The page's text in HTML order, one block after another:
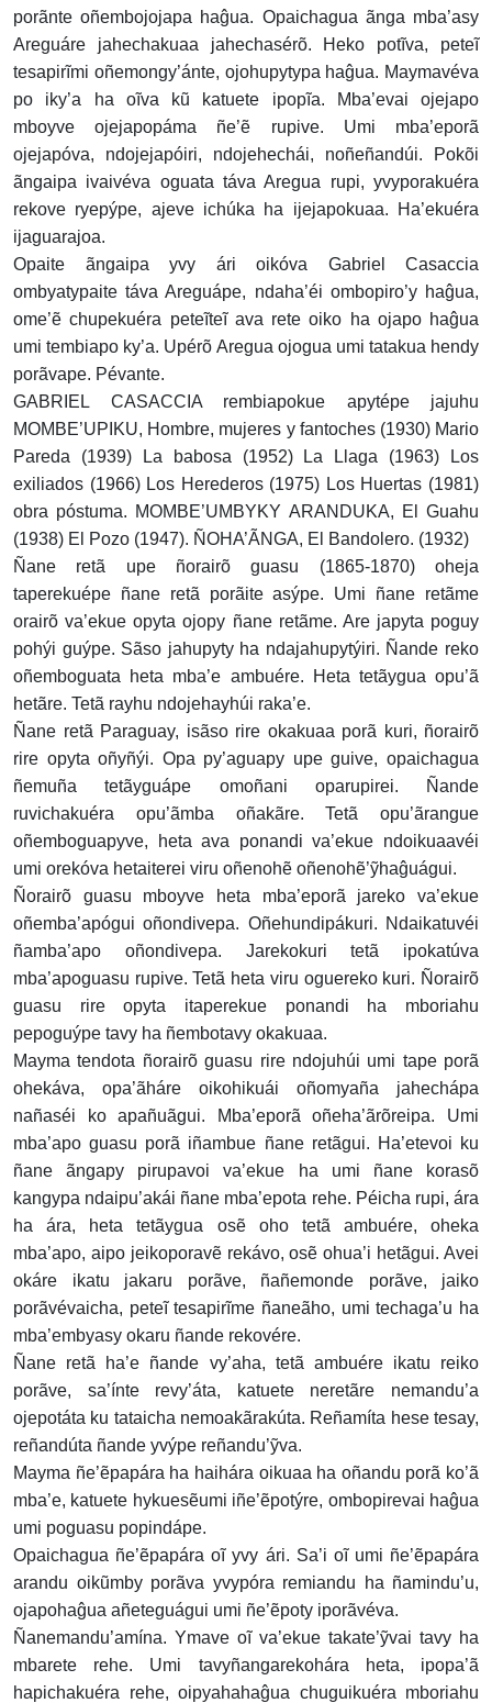
porãnte oñembojojapa haĝua. Opaichagua ãnga mba’asy
Areguáre jahechakuaa jahechasérõ. Heko potĩva, peteĩ
tesapirĩmi oñemongy’ánte, ojohupytypa haĝua. Maymavéva
po iky’a ha oĩva kũ katuete ipopĩa. Mba’evai ojejapo
mboyve ojejapopáma ñe’ẽ rupive. Umi mba’eporã
ojejapóva, ndojejapóiri, ndojehechái, noñeñandúi. Pokõi
ãngaipa ivaivéva oguata táva Aregua rupi, yvyporakuéra
rekove ryepýpe, ajeve ichúka ha ijejapokuaa. Ha’ekuéra
ijaguarajoa.
Opaite ãngaipa yvy ári oikóva Gabriel Casaccia
ombyatypaite táva Areguápe, ndaha’éi ombopiro’y haĝua,
ome’ẽ chupekuéra peteĩteĩ ava rete oiko ha ojapo haĝua
umi tembiapo ky’a. Upérõ Aregua ojogua umi tatakua hendy
porãvape. Pévante.
GABRIEL CASACCIA rembiapokue apytépe jajuhu
MOMBE’UPIKU, Hombre, mujeres y fantoches (1930) Mario
Pareda (1939) La babosa (1952) La Llaga (1963) Los
exiliados (1966) Los Herederos (1975) Los Huertas (1981)
obra póstuma. MOMBE’UMBYKY ARANDUKA, El Guahu
(1938) El Pozo (1947). ÑOHA’ÃNGA, El Bandolero. (1932)
Ñane retã upe ñorairõ guasu (1865-1870) oheja
taperekuépe ñane retã porãite asýpe. Umi ñane retãme
orairõ va’ekue opyta ojopy ñane retãme. Are japyta poguy
pohýi guýpe. Sãso jahupyty ha ndajahupytýiri. Ñande reko
oñemboguata heta mba’e ambuére. Heta tetãygua opu’ã
hetãre. Tetã rayhu ndojehayhúi raka’e.
Ñane retã Paraguay, isãso rire okakuaa porã kuri, ñorairõ
rire opyta oñyñýi. Opa py’aguapy upe guive, opaichagua
ñemuña tetãyguápe omoñani oparupirei. Ñande
ruvichakuéra opu’ãmba oñakãre. Tetã opu’ãrangue
oñemboguapyve, heta ava ponandi va’ekue ndoikuaavéi
umi orekóva hetaiterei viru oñenohẽ oñenohẽ’ỹhaĝuágui.
Ñorairõ guasu mboyve heta mba’eporã jareko va’ekue
oñemba’apógui oñondivepa. Oñehundipákuri. Ndaikatuvéi
ñamba’apo oñondivepa. Jarekokuri tetã ipokatúva
mba’apoguasu rupive. Tetã heta viru oguereko kuri. Ñorairõ
guasu rire opyta itaperekue ponandi ha mboriahu
pepoguýpe tavy ha ñembotavy okakuaa.
Mayma tendota ñorairõ guasu rire ndojuhúi umi tape porã
ohekáva, opa’ãháre oikohikuái oñomyaña jahechápa
nañaséi ko apañuãgui. Mba’eporã oñeha’ãrõreipa. Umi
mba’apo guasu porã iñambue ñane retãgui. Ha’etevoi ku
ñane ãngapy pirupavoi va’ekue ha umi ñane korasõ
kangypa ndaipu’akái ñane mba’epota rehe. Péicha rupi, ára
ha ára, heta tetãygua osẽ oho tetã ambuére, oheka
mba’apo, aipo jeikoporavẽ rekávo, osẽ ohua’i hetãgui. Avei
okáre ikatu jakaru porãve, ñañemonde porãve, jaiko
porãvévaicha, peteĩ tesapirĩme ñaneãho, umi techaga’u ha
mba’embyasy okaru ñande rekovére.
Ñane retã ha’e ñande vy’aha, tetã ambuére ikatu reiko
porãve, sa’ínte revy’áta, katuete neretãre nemandu’a
ojepotáta ku tataicha nemoakãrakúta. Reñamíta hese tesay,
reñandúta ñande yvýpe reñandu’ỹva.
Mayma ñe’ẽpapára ha haihára oikuaa ha oñandu porã ko’ã
mba’e, katuete hykuesẽumi iñe’ẽpotýre, ombopirevai haĝua
umi poguasu popindápe.
Opaichagua ñe’ẽpapára oĩ yvy ári. Sa’i oĩ umi ñe’ẽpapára
arandu oikũmby porãva yvypóra remiandu ha ñamindu’u,
ojapohaĝua añeteguágui umi ñe’ẽpoty iporãvéva.
Ñanemandu’amína. Ymave oĩ va’ekue takate’ỹvai tavy ha
mbarete rehe. Umi tavyñangarekohára heta, ipopa’ã
hapichakuéra rehe, oipyahahaĝua chuguikuéra mboriahu